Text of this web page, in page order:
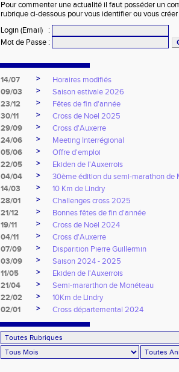
Pour commenter une actualité il faut posséder un
rubrique ci-dessous pour vous identifier ou vous
Login (Email)
:
Mot de Passe :
14/07 >
Horaires modifiés
09/03
>
Saison estivale 2026
23/12
>
Fêtes de fin d'année
30/11
>
Cross de Noël 2025
29/09
>
Cross d'Auxerre
24/06
>
Meeting Interrégional
05/06
>
Offre d'emploi
22/05
>
Ekiden de l'Auxerrois
04/04
>
30ème édition du semi-marathon de
14/03
>
10 Km de Lindry
28/01
>
Challenges cross 2025
21/12
>
Bonnes fêtes de fin d'année
19/11
>
Cross de Noël 2024
04/11
>
Cross d'Auxerre
07/09
>
Disparition Pierre Guillermin
03/09
>
Saison 2024 - 2025
11/05
>
Ekiden de l'Auxerrois
21/04
>
Semi-mararthon de Monéteau
22/02
>
10Km de Lindry
02/01
> Cross départemental 2024